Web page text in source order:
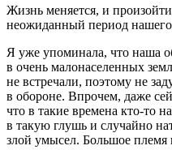
Жизнь меняется, и
неожиданный период
Я уже упоминала, что наша
в очень малонаселенных
не встречали, поэтому не
в обороне. Впрочем, даже
что в такие времена кто-то
в такую глушь и случайно
злой умысел. Большое